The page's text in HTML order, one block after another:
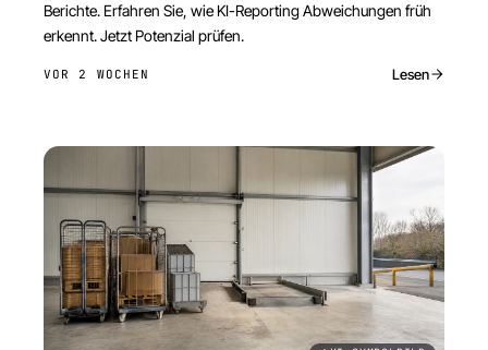
Berichte. Erfahren Sie, wie KI-Reporting Abweichungen früh
erkennt. Jetzt Potenzial prüfen.
VOR 2 WOCHEN Lesen